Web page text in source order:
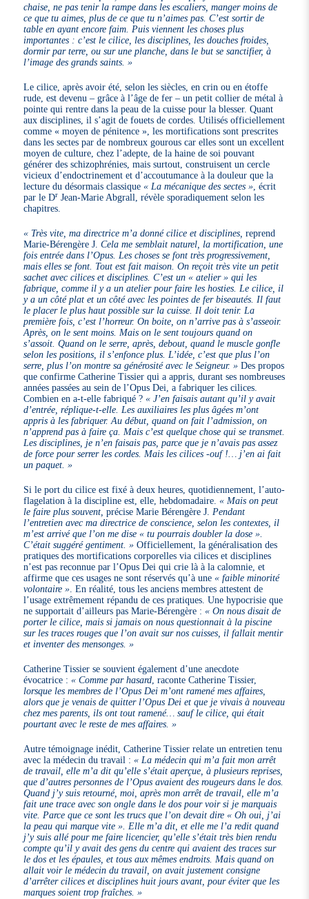
chaise, ne pas tenir la rampe dans les escaliers, manger moins de
ce que tu aimes, plus de ce que tu n’aimes pas. C’est sortir de
table en ayant encore faim. Puis viennent les choses plus
importantes : c’est le cilice, les disciplines, les douches froides,
dormir par terre, ou sur une planche, dans le but se sanctifier, à
l’image des grands saints. »
Le cilice, après avoir été, selon les siècles, en crin ou en étoffe
rude, est devenu – grâce à l’âge de fer – un petit collier de métal à
pointe qui rentre dans la peau de la cuisse pour la blesser. Quant
aux disciplines, il s’agit de fouets de cordes. Utilisés officiellement
comme « moyen de pénitence », les mortifications sont prescrites
dans les sectes par de nombreux gourous car elles sont un excellent
moyen de culture, chez l’adepte, de la haine de soi pouvant
générer des schizophrénies, mais surtout, construisent un cercle
vicieux d’endoctrinement et d’accoutumance à la douleur que la
lecture du désormais classique« La mécanique des sectes », écrit
par le Dr Jean-Marie Abgrall, révèle sporadiquement selon les
chapitres.
« Très vite, ma directrice m’a donné cilice et disciplines, reprend
Marie-Bérengère J.Cela me semblait naturel, la mortification, une
fois entrée dans l’Opus. Les choses se font très progressivement,
mais elles se font. Tout est fait maison. On reçoit très vite un petit
sachet avec cilices et disciplines. C’est un « atelier » qui les
fabrique, comme il y a un atelier pour faire les hosties. Le cilice, il
y a un côté plat et un côté avec les pointes de fer biseautés. Il faut
le placer le plus haut possible sur la cuisse. Il doit tenir. La
première fois, c’est l’horreur. On boite, on n’arrive pas à s’asseoir.
Après, on le sent moins. Mais on le sent toujours quand on
s’assoit. Quand on le serre, après, debout, quand le muscle gonfle
selon les positions, il s’enfonce plus. L’idée, c’est que plus l’on
serre, plus l’on montre sa générosité avec le Seigneur. » Des propos
que confirme Catherine Tissier qui a appris, durant ses nombreuses
années passées au sein de l’Opus Dei, a fabriquer les cilices.
Combien en a-t-elle fabriqué ?« J’en faisais autant qu’il y avait
d’entrée, réplique-t-elle. Les auxiliaires les plus âgées m’ont
appris à les fabriquer. Au début, quand on fait l’admission, on
n’apprend pas à faire ça. Mais c’est quelque chose qui se transmet.
Les disciplines, je n’en faisais pas, parce que je n’avais pas assez
de force pour serrer les cordes. Mais les cilices -ouf !… j’en ai fait
un paquet. »
Si le port du cilice est fixé à deux heures, quotidiennement, l’auto-
flagelation à la discipline est, elle, hebdomadaire.« Mais on peut
le faire plus souvent, précise Marie Bérengère J.Pendant
l’entretien avec ma directrice de conscience, selon les contextes, il
m’est arrivé que l’on me dise « tu pourrais doubler la dose ».
C’était suggéré gentiment. » Officiellement, la généralisation des
pratiques des mortifications corporelles via cilices et disciplines
n’est pas reconnue par l’Opus Dei qui crie là à la calomnie, et
affirme que ces usages ne sont réservés qu’à une« faible minorité
volontaire ». En réalité, tous les anciens membres attestent de
l’usage extrêmement répandu de ces pratiques. Une hypocrisie que
ne supportait d’ailleurs pas Marie-Bérengère :« On nous disait de
porter le cilice, mais si jamais on nous questionnait à la piscine
sur les traces rouges que l’on avait sur nos cuisses, il fallait mentir
et inventer des mensonges. »
Catherine Tissier se souvient également d’une anecdote
évocatrice :« Comme par hasard, raconte Catherine Tissier,
lorsque les membres de l’Opus Dei m’ont ramené mes affaires,
alors que je venais de quitter l’Opus Dei et que je vivais à nouveau
chez mes parents, ils ont tout ramené… sauf le cilice, qui était
pourtant avec le reste de mes affaires. »
Autre témoignage inédit, Catherine Tissier relate un entretien tenu
avec la médecin du travail :« La médecin qui m’a fait mon arrêt
de travail, elle m’a dit qu’elle s’était aperçue, à plusieurs reprises,
que d’autres personnes de l’Opus avaient des rougeurs dans le dos.
Quand j’y suis retourné, moi, après mon arrêt de travail, elle m’a
fait une trace avec son ongle dans le dos pour voir si je marquais
vite. Parce que ce sont les trucs que l’on devait dire « Oh oui, j’ai
la peau qui marque vite ». Elle m’a dit, et elle me l’a redit quand
j’y suis allé pour me faire licencier, qu’elle s’était très bien rendu
compte qu’il y avait des gens du centre qui avaient des traces sur
le dos et les épaules, et tous aux mêmes endroits. Mais quand on
allait voir le médecin du travail, on avait justement consigne
d’arrêter cilices et disciplines huit jours avant, pour éviter que les
marques soient trop fraîches. »